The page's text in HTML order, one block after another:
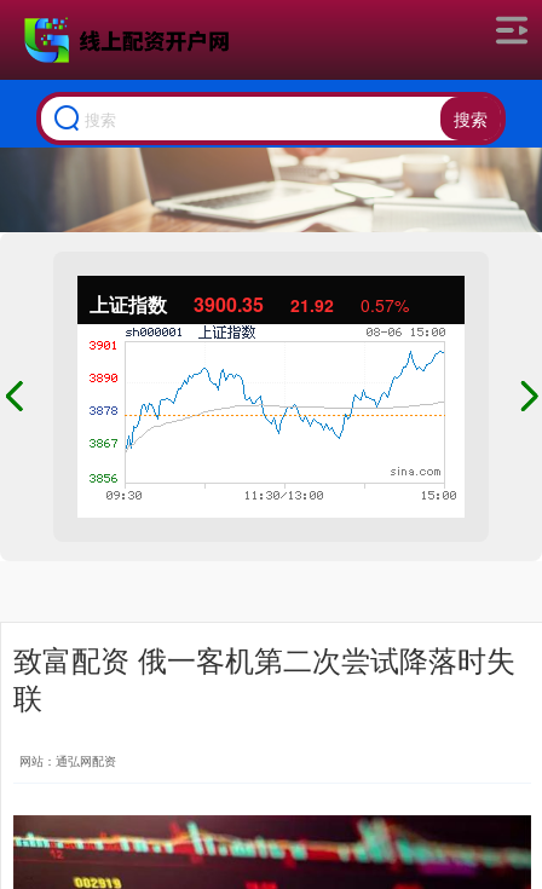
搜索
上证指数 3900.35 21.92 0.57%
致富配资 俄一客机第二次尝试降落时失
联
网站：通弘网配资